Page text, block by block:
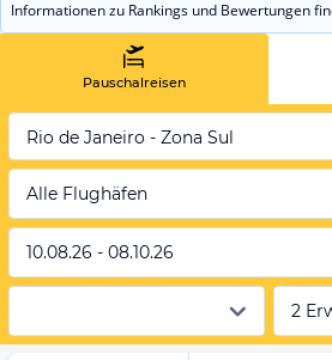
Informationen zu Rankings und Bewertungen
Pauschalreisen
Rio de Janeiro - Zona Sul
Alle Flughäfen
10.08.26 - 08.10.26
2